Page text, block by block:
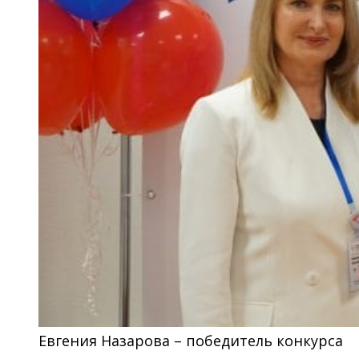
Евгения Назарова – победитель конкурса